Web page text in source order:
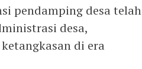
pendamping desa telah
desa,
di era